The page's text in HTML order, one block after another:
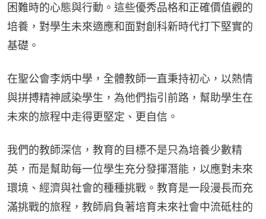
困難時的心態與行動。這些優秀品格和正確價值觀的
培養，對學生未來適應和面對創科新時代打下堅實的
基礎。
在聖公會李炳中學，全體教師一直秉持初心，以熱情
與拼搏精神感染學生，為他們指引前路，幫助學生在
未來的旅程中走得更堅定、更自信。
我們的教師深信，教育的目標不是只為培養少數精
英，而是幫助每一位學生充分發揮潛能，以應對未來
環境、經濟與社會的種種挑戰。教育是一段漫長而充
滿挑戰的旅程，教師肩負著培育未來社會中流砥柱的